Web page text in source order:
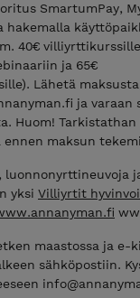
SmartumPay,
hakemalla
40€
ja 65€
Lähetä
ja varaan
Huom!
maksun
luonnonyrttineuvoja
yksi Villiyrtit
maastossa ja e-
sähköpostiin.